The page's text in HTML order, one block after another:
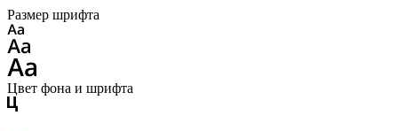
Размер шрифта
Цвет фона и шрифта